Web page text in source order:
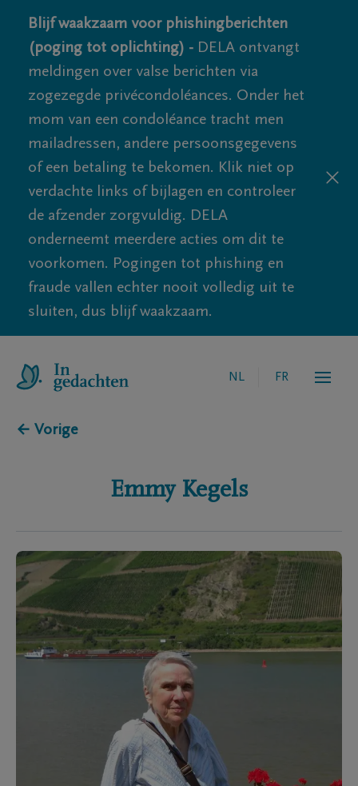
Blijf waakzaam voor phishingberichten
(poging tot oplichting) - DELA ontvangt
meldingen over valse berichten via
zogezegde privécondoléances. Onder het
mom van een condoléance tracht men
mailadressen, andere persoonsgegevens
of een betaling te bekomen. Klik niet op
verdachte links of bijlagen en controleer
de afzender zorgvuldig. DELA
onderneemt meerdere acties om dit te
voorkomen. Pogingen tot phishing en
fraude vallen echter nooit volledig uit te
sluiten, dus blijf waakzaam.
NL FR
← Vorige
Emmy Kegels